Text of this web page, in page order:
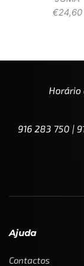
€24,60
Horário
916 283 750 |
Ajuda
Contactos